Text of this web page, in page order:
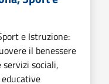
e Istruzione:
il benessere
sociali,